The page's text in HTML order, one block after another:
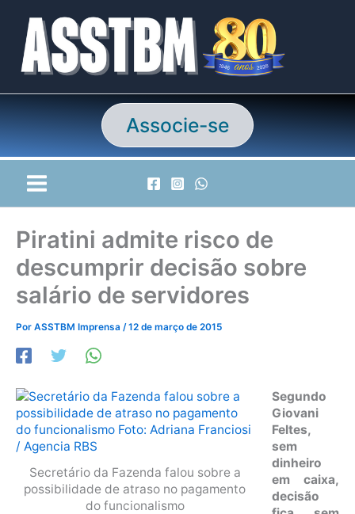
conteúdo
Associe-se
Piratini admite risco de
descumprir decisão sobre
salário de servidores
Por ASSTBM Imprensa /12 de março de 2015
Secretário da Fazenda falou sobre a
possibilidade de atraso no pagamento
do funcionalismo
Segundo
Giovani
Feltes,
sem
dinheiro
em caixa,
decisão